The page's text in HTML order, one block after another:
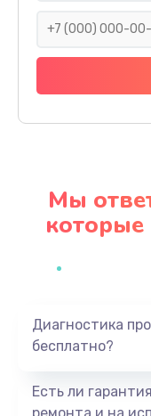
Мы
Диагностика
бесплатно?
Есть ли
ремонта и на